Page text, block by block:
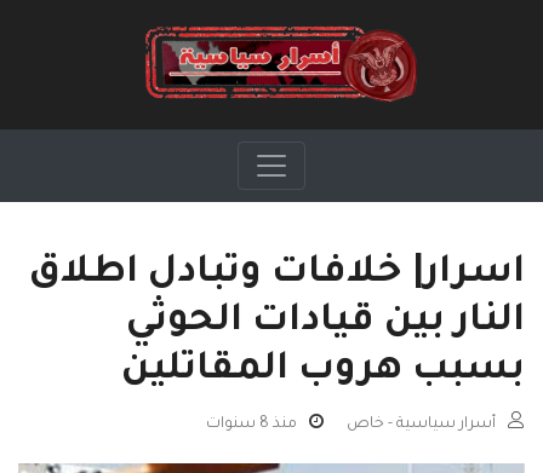
اسرار| خلافات وتبادل اطلاق
النار بين قيادات الحوثي
بسبب هروب المقاتلين
أسرار سياسية - خاص منذ 8 سنوات